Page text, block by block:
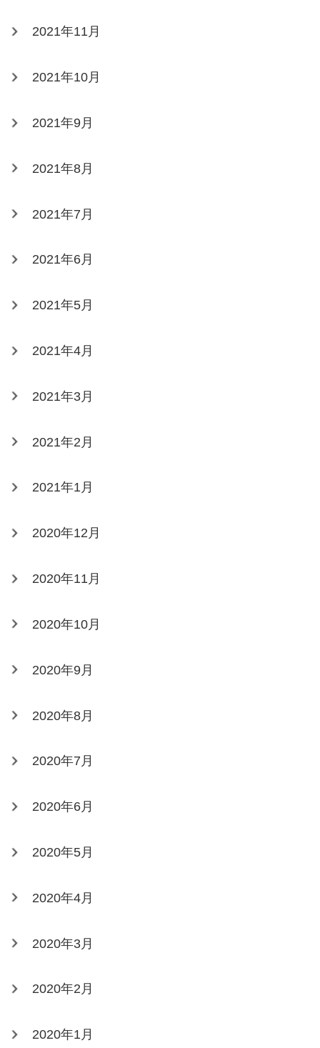
2021年11月
2021年10月
2021年9月
2021年8月
2021年7月
2021年6月
2021年5月
2021年4月
2021年3月
2021年2月
2021年1月
2020年12月
2020年11月
2020年10月
2020年9月
2020年8月
2020年7月
2020年6月
2020年5月
2020年4月
2020年3月
2020年2月
2020年1月